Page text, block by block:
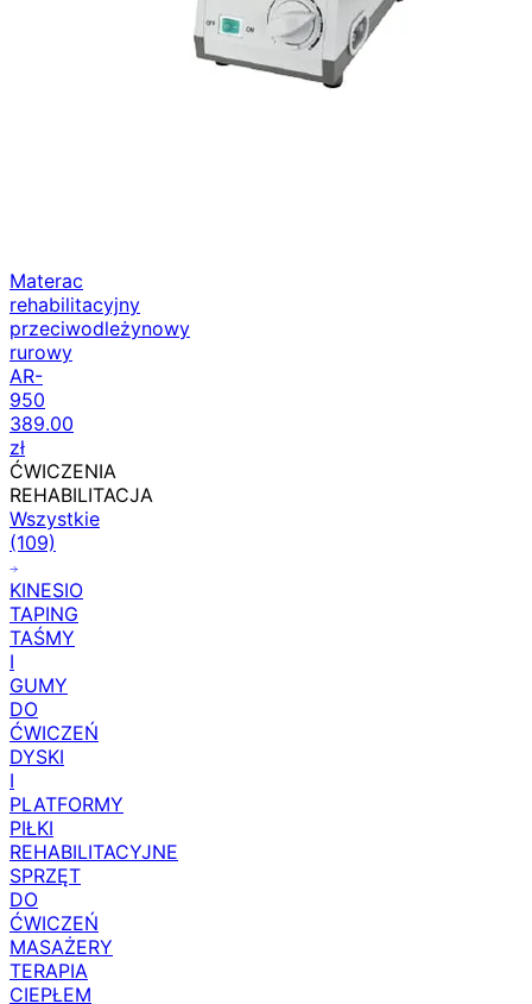
Materac
rehabilitacyjny
przeciwodleżynowy
rurowy
AR-
950
389.00
zł
ĆWICZENIA
REHABILITACJA
Wszystkie
(109)
KINESIO
TAPING
TAŚMY
I
GUMY
DO
ĆWICZEŃ
DYSKI
I
PLATFORMY
PIŁKI
REHABILITACYJNE
SPRZĘT
DO
ĆWICZEŃ
MASAŻERY
TERAPIA
CIEPŁEM